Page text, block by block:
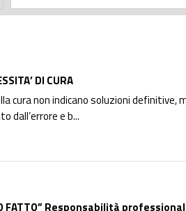
DI CURA
cura non indicano soluzioni definitive,
dall’errore e b...
FATTO” Responsabilità